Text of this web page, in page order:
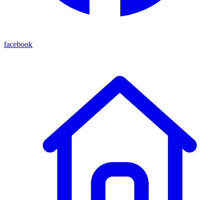
facebook